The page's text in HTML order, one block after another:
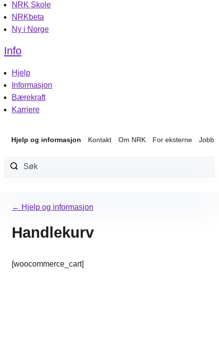
NRK Skole
NRKbeta
Ny i Norge
Info
Hjelp
Informasjon
Bærekraft
Karriere
Hjelp og informasjon Kontakt Om NRK For eksterne Jobb
innhold
← Hjelp og informasjon
Handlekurv
[woocommerce_cart]